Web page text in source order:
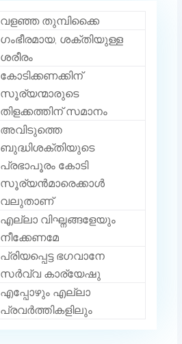
വളഞ്ഞ തുമ്പിക്കൈ
ഗംഭീരമായ, ശക്തിയുള്ള
ശരീരം
കോടിക്കണക്കിന്
സൂര്യന്മാരുടെ
തിളക്കത്തിന് സമാനം
അവിടുത്തെ
ബുദ്ധിശക്തിയുടെ
പ്രഭാപൂരം കോടി
സൂര്യൻമാരെക്കാൾ
വലുതാണ്
എല്ലാ വിഘ്നങ്ങളേയും
നീക്കേണമേ
പ്രിയപ്പെട്ട ഭഗവാനേ
സർവ്വ കാര്യേഷു
എപ്പോഴും എല്ലാ
പ്രവർത്തികളിലും